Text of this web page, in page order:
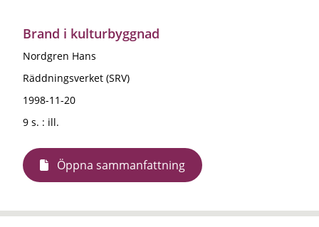
Brand i kulturbyggnad
Nordgren Hans
Räddningsverket (SRV)
1998-11-20
9 s. : ill.
Öppna sammanfattning